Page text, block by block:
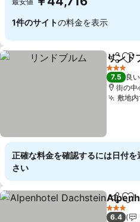
1件のサイトの料金を表示
シェアお
リンド
3 ホテル
7.5 良い
街の中
敷地
正確な料金を確認するには日付を
さい
シェアお
3 ホテル
6.4